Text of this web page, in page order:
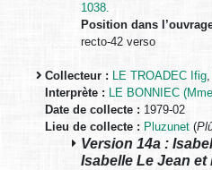
1038.
Position dans
recto-42 verso
Collecteur : LE TROADEC Ifig,
Interprète : LE BONNIEC
Date de collecte : 1979-02
Lieu de collecte : Pluzunet (
Version 14a :
Isabelle Le Jean